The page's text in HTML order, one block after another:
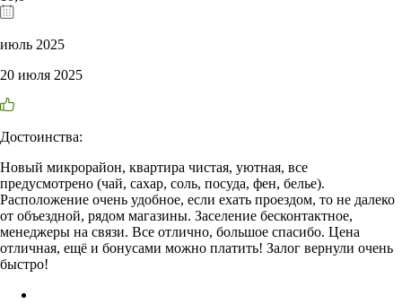
июль 2025
20 июля 2025
Достоинства:
Новый микрорайон, квартира чистая, уютная, все
предусмотрено (чай, сахар, соль, посуда, фен, белье).
Расположение очень удобное, если ехать проездом, то не далеко
от объездной, рядом магазины. Заселение бесконтактное,
менеджеры на связи. Все отлично, большое спасибо. Цена
отличная, ещё и бонусами можно платить! Залог вернули очень
быстро!